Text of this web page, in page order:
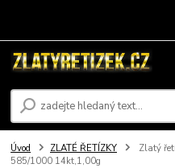
Úvod ZLATÉ ŘETÍZKY
Zlatý
585/1000 14kt,1,00g